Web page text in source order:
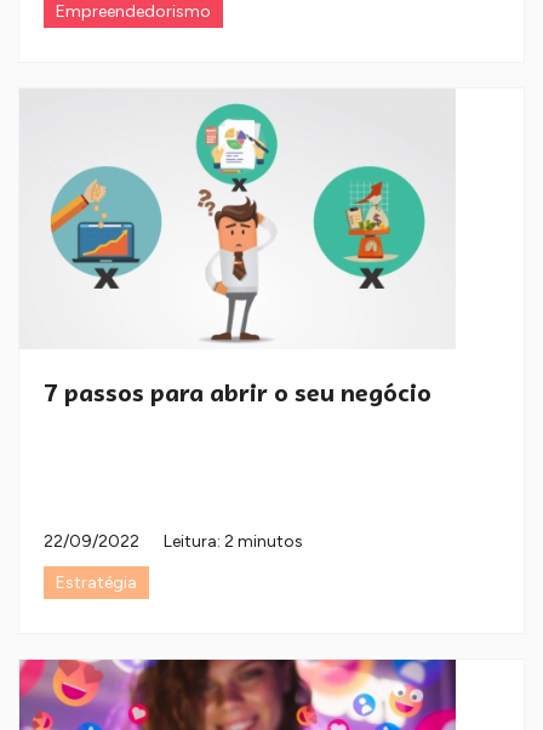
Empreendedorismo
7 passos para abrir o seu negócio
22/09/2022
Leitura: 2 minutos
Estratégia